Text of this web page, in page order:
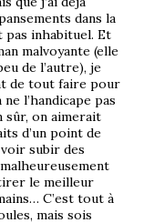
dans la
pas inhabituel. Et
malvoyante (elle
de l’autre), je
de tout faire pour
l’handicape pas
sûr, on aimerait
d’un point de
subir des
le meilleur
C’est tout à
mais sois